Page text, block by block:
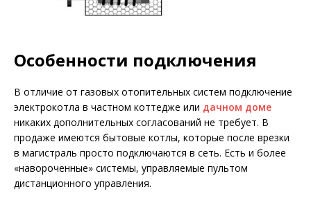
Особенности подключения
В отличие от газовых отопительных систем подключение
электрокотла в частном коттедже или дачном доме
никаких дополнительных согласований не требует. В
продаже имеются бытовые котлы, которые после врезки
в магистраль просто подключаются в сеть. Есть и более
«навороченные» системы, управляемые пультом
дистанционного управления.